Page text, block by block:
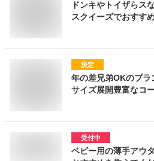
ドンキやトイザらス
スクイーズでおすす
決定
年の差兄弟OKのブラ
サイズ展開豊富なコ
受付中
ベビー用の薄手アウ